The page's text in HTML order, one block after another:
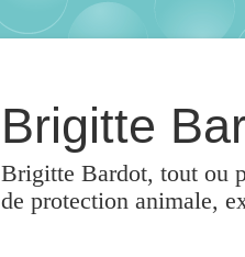
Brigitte
Brigitte Bardot, tout ou
de protection animale,